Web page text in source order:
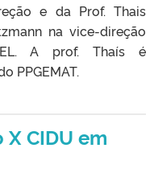
e da Prof. Thais
na vice-direção
A prof. Thaís é
PPGEMAT.
X CIDU em